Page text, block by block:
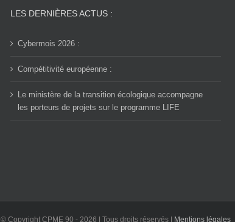
LES DERNIÈRES ACTUS :
Cybermois 2026 :
Compétitivité européenne :
Le ministère de la transition écologique accompagne
les porteurs de projets sur le programme LIFE
© Copyright CPME 90 - 2026 | Tous droits réservés | Mentions légales